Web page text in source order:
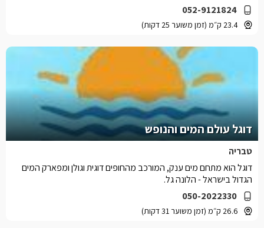
052-9121824
23.4 ק״מ (זמן משוער 25 דקות)
דוגל עולם המים והנופש
טבריה
050-2022330
26.6 ק״מ (זמן משוער 31 דקות)
דוגל הוא מתחם מים ענק, המורכב מהחופים דוגית וגולן ומפארק המים
הגדול בישראל - הלונה גל.